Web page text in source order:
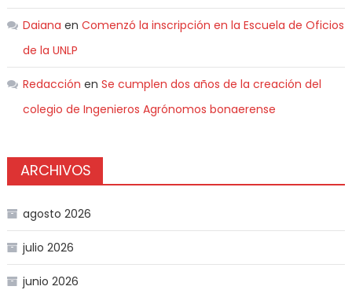
Daiana en Comenzó la inscripción en la Escuela de Oficios
de la UNLP
Redacción en Se cumplen dos años de la creación del
colegio de Ingenieros Agrónomos bonaerense
ARCHIVOS
agosto 2026
julio 2026
junio 2026